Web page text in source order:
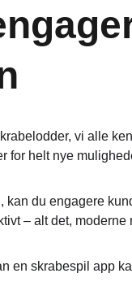
vi alle
for helt nye
du engagere
– alt det,
en skrabespil app